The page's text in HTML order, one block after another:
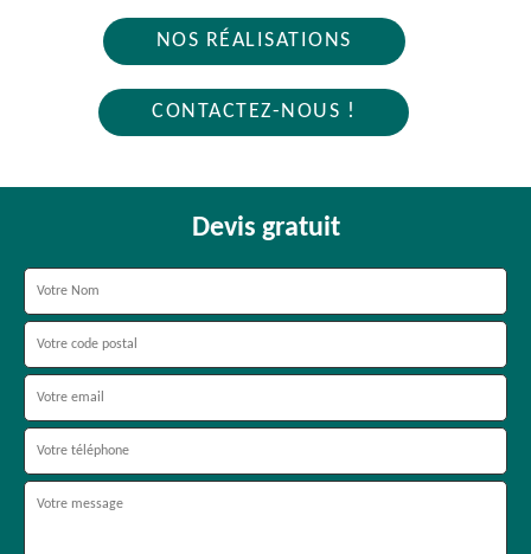
NOS RÉALISATIONS
CONTACTEZ-NOUS !
Devis gratuit